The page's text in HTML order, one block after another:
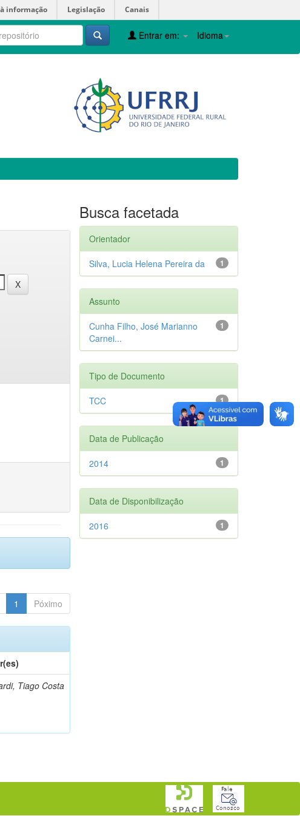
informação Legislação Canais
Idioma
Entrar em:
1 Póximo
Tiago Costa
Busca facetada
Orientador
1
Silva, Lucia Helena Pereira da
Assunto
1
Cunha Filho, José Marianno
Carnei...
Tipo de Documento
1
TCC
Data de Publicação
1
2014
Data de Disponibilização
1
2016